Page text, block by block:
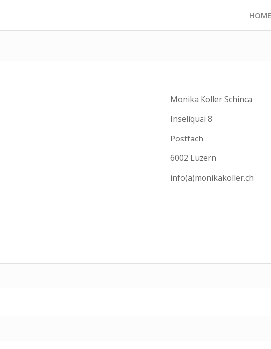
HOME
Monika Koller Schinca
Inseliquai 8
Postfach
6002 Luzern
info(a)monikakoller.ch